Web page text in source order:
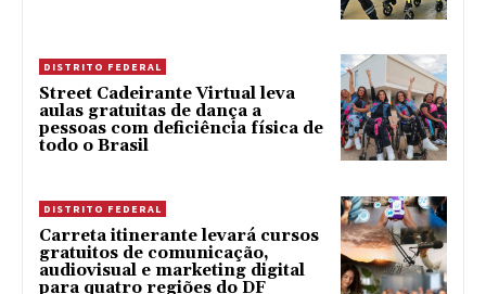
DISTRITO FEDERAL
Street Cadeirante Virtual leva
aulas gratuitas de dança a
pessoas com deficiência física de
todo o Brasil
DISTRITO FEDERAL
Carreta itinerante levará cursos
gratuitos de comunicação,
audiovisual e marketing digital
para quatro regiões do DF